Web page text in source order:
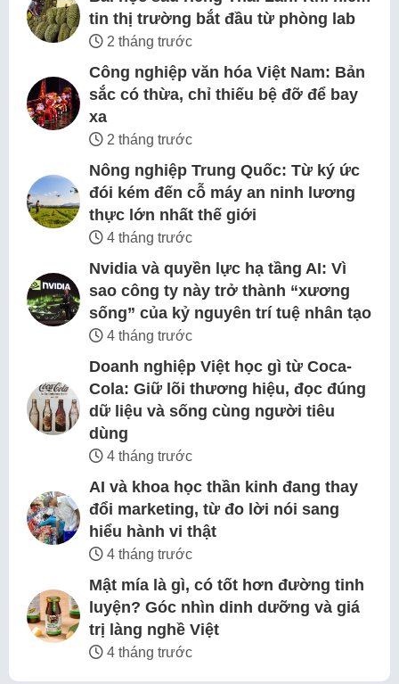
tin thị trường bắt đầu từ phòng lab
2 tháng trước
Công nghiệp văn hóa Việt Nam: Bản
sắc có thừa, chỉ thiếu bệ đỡ để bay
xa
2 tháng trước
Nông nghiệp Trung Quốc: Từ ký ức
đói kém đến cỗ máy an ninh lương
thực lớn nhất thế giới
4 tháng trước
Nvidia và quyền lực hạ tầng AI: Vì
sao công ty này trở thành “xương
sống” của kỷ nguyên trí tuệ nhân tạo
4 tháng trước
Doanh nghiệp Việt học gì từ Coca-
Cola: Giữ lõi thương hiệu, đọc đúng
dữ liệu và sống cùng người tiêu
dùng
4 tháng trước
AI và khoa học thần kinh đang thay
đổi marketing, từ đo lời nói sang
hiểu hành vi thật
4 tháng trước
Mật mía là gì, có tốt hơn đường tinh
luyện? Góc nhìn dinh dưỡng và giá
trị làng nghề Việt
4 tháng trước